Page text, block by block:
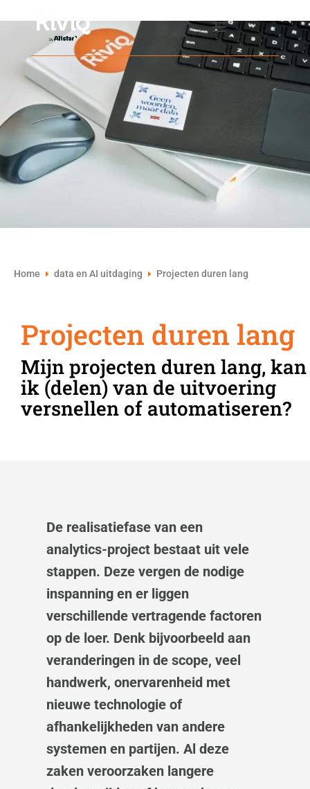
Home E data en AI uitdaging E Projecten duren lang
Projecten duren lang
Mijn projecten duren lang, kan
ik (delen) van de uitvoering
versnellen of automatiseren?
De realisatiefase van een
analytics-project bestaat uit vele
stappen. Deze vergen de nodige
inspanning en er liggen
verschillende vertragende factoren
op de loer. Denk bijvoorbeeld aan
veranderingen in de scope, veel
handwerk, onervarenheid met
nieuwe technologie of
afhankelijkheden van andere
systemen en partijen. Al deze
zaken veroorzaken langere